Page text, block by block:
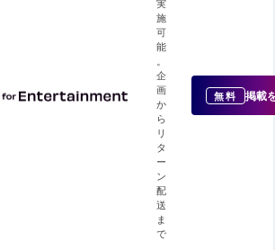
実
施
可
能
。
企
画
か
ら
リ
タ
ー
ン
配
送
ま
で
無料 掲載